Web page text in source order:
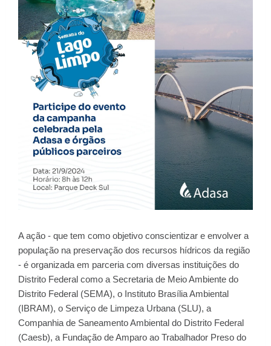
A ação - que tem como objetivo conscientizar e envolver a
população na preservação dos recursos hídricos da região
- é organizada em parceria com diversas instituições do
Distrito Federal como a Secretaria de Meio Ambiente do
Distrito Federal (SEMA), o Instituto Brasília Ambiental
(IBRAM), o Serviço de Limpeza Urbana (SLU), a
Companhia de Saneamento Ambiental do Distrito Federal
(Caesb), a Fundação de Amparo ao Trabalhador Preso do